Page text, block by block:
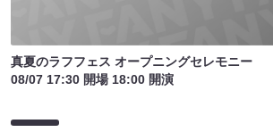
真夏のラフフェス オープニングセレモニー
08/07 17:30 開場 18:00 開演